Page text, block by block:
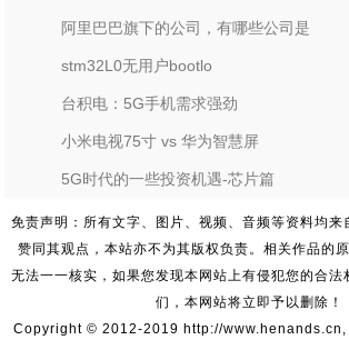
阿里巴巴旗下的公司，有哪些公司是
stm32L0无用户bootlo
台积电：5G手机需求强劲
小米电视75寸 vs 华为智慧屏
5G时代的一些投资机遇-芯片篇
免责声明：所有文字、图片、视频、音频等资料均来
赞同其观点，本站亦不为其版权负责。相关作品的
无法一一核实，如果您发现本网站上有侵犯您的合法
们，本网站将立即予以删除！
Copyright © 2012-2019 http://